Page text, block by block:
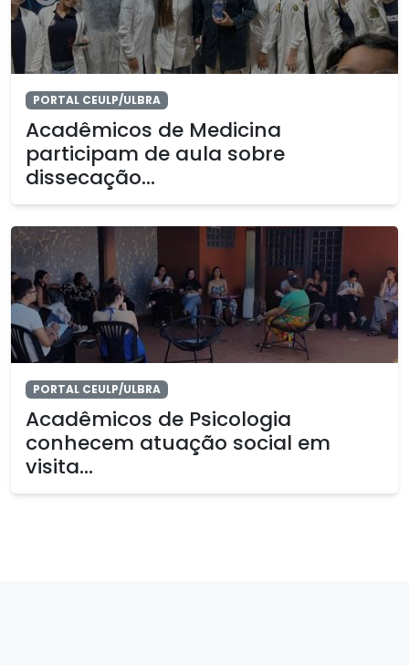
PORTAL CEULP/ULBRA
Acadêmicos de Medicina
participam de aula sobre
dissecação...
PORTAL CEULP/ULBRA
Acadêmicos de Psicologia
conhecem atuação social em
visita...